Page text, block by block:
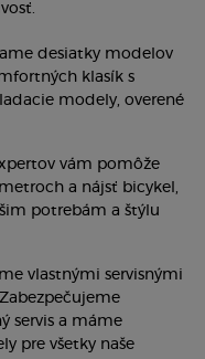
desiatky modelov
klasík s
modely, overené
vám pomôže
a nájsť bicykel,
potrebám a štýlu
vlastnými servisnými
servis a máme
pre všetky naše